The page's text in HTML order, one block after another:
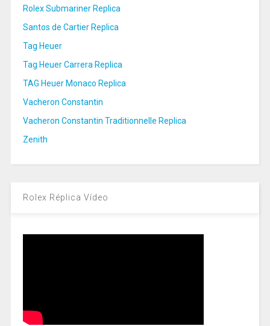
Rolex Submariner Replica
Santos de Cartier Replica
Tag Heuer
Tag Heuer Carrera Replica
TAG Heuer Monaco Replica
Vacheron Constantin
Vacheron Constantin Traditionnelle Replica
Zenith
Rolex Réplica Vídeo